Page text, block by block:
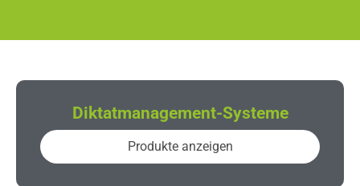
Diktatmanagement-Systeme
Produkte anzeigen